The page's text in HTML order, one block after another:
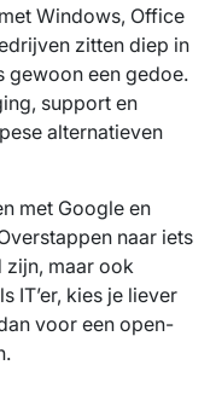
Windows, Office
zitten diep in
gewoon een gedoe.
support en
alternatieven
met Google en
naar iets
zijn, maar ook
IT’er, kies je liever
voor een open-